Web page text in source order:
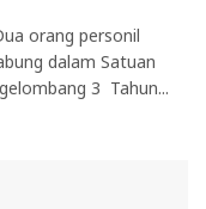
orang personil
dalam Satuan
3 Tahun...